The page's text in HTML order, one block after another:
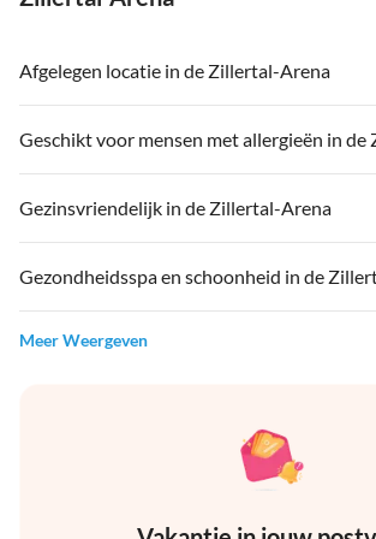
Afgelegen locatie in de Zillertal-Arena
Gezinsvriendelijk in de Zillertal-Arena
Gezondheidsspa en schoonheid in de
Meer Weergeven